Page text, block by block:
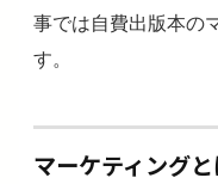
事では自費出版本の
す。
マーケティング